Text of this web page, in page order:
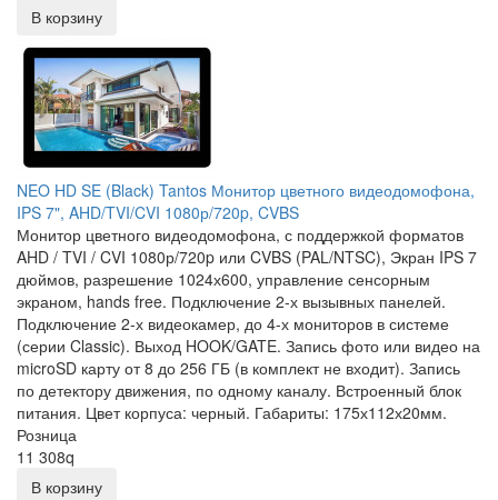
В корзину
NEO HD SE (Black) Tantos Монитор цветного видеодомофона,
IPS 7", AHD/TVI/CVI 1080р/720p, CVBS
Монитор цветного видеодомофона, с поддержкой форматов
AHD / TVI / CVI 1080р/720p или CVBS (PAL/NTSC), Экран IPS 7
дюймов, разрешение 1024х600, управление сенсорным
экраном, hands free. Подключение 2-х вызывных панелей.
Подключение 2-х видеокамер, до 4-х мониторов в системе
(серии Classic). Выход HOOK/GATE. Запись фото или видео на
microSD карту от 8 до 256 ГБ (в комплект не входит). Запись
по детектору движения, по одному каналу. Встроенный блок
питания. Цвет корпуса: черный. Габариты: 175х112х20мм.
Розница
11 308q
В корзину